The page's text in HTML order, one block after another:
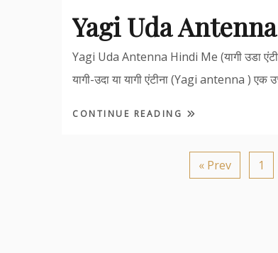
Yagi Uda Antenna
Yagi Uda Antenna Hindi Me (यागी उडा
यागी-उदा या यागी एंटीना (Yagi antenna ) एक
CONTINUE READING
« Prev 1